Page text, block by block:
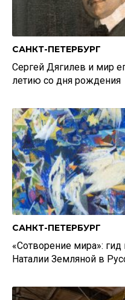
САНКТ-ПЕТЕРБУРГ
Сергей Дягилев и мир
летию со дня рождения
САНКТ-ПЕТЕРБУРГ
«Сотворение мира»:
Наталии Земляной в